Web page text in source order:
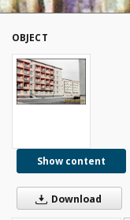
OBJECT
Show content
Download